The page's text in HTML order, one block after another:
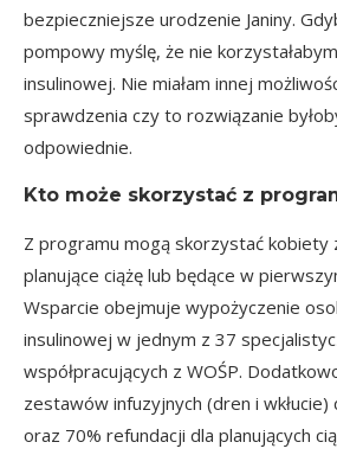
bezpieczniejsze urodzenie Janiny.
pompowy myślę, że nie
insulinowej. Nie miałam innej
sprawdzenia czy to rozwiązanie
odpowiednie.
Kto może skorzystać z
Z programu mogą skorzystać kobiety
planujące ciążę lub będące w
Wsparcie obejmuje wypożyczenie
insulinowej w jednym z 37
współpracujących z WOŚP.
zestawów infuzyjnych (dren i wkłucie)
oraz 70% refundacji dla planujących